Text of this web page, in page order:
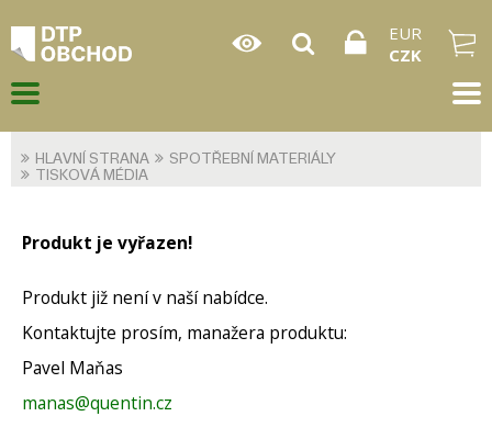
EUR
CZK
HLAVNÍ STRANA
SPOTŘEBNÍ MATERIÁLY
TISKOVÁ MÉDIA
Produkt je vyřazen!
Produkt již není v naší nabídce.
Kontaktujte prosím, manažera produktu:
Pavel Maňas
manas@quentin.cz